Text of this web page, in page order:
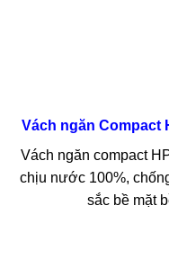
Vách ngăn Compact
Vách ngăn compact
chịu nước 100%,
sắc bề mặt